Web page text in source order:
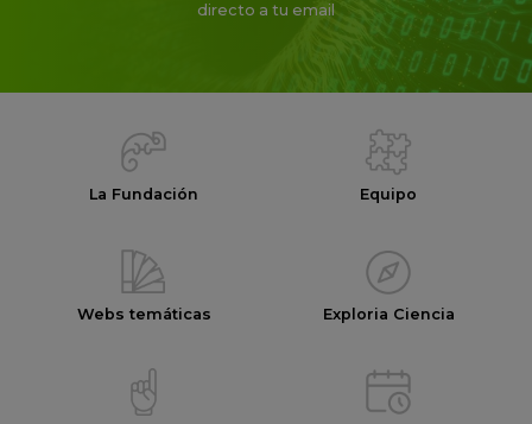
directo a tu email
La Fundación Equipo
Webs temáticas Exploria Ciencia